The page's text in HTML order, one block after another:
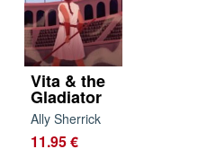
Vita & the
Gladiator
Ally Sherrick
11.95 €